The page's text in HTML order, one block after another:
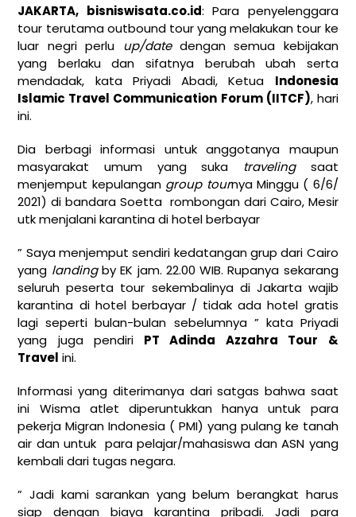
JAKARTA, bisniswisata.co.id: Para penyelenggara
tour terutama outbound tour yang melakukan tour ke
luar negri perlu up/datedengan semua kebijakan
yang berlaku dan sifatnya berubah ubah serta
mendadak, kata Priyadi Abadi, Ketua Indonesia
Islamic Travel Communication Forum (IITCF), hari
ini.
Dia berbagi informasi untuk anggotanya maupun
masyarakat umum yang suka travelingsaat
menjemput kepulangan group tournya Minggu ( 6/6/
2021) di bandara Soetta rombongan dari Cairo, Mesir
utk menjalani karantina di hotel berbayar
” Saya menjemput sendiri kedatangan grup dari Cairo
yang landingby EK jam. 22.00 WIB. Rupanya sekarang
seluruh peserta tour sekembalinya di Jakarta wajib
karantina di hotel berbayar / tidak ada hotel gratis
lagi seperti bulan-bulan sebelumnya ” kata Priyadi
yang juga pendiri PT Adinda Azzahra Tour &
Travel ini.
Informasi yang diterimanya dari satgas bahwa saat
ini Wisma atlet diperuntukkan hanya untuk para
pekerja Migran Indonesia ( PMI) yang pulang ke tanah
air dan untuk para pelajar/mahasiswa dan ASN yang
kembali dari tugas negara.
” Jadi kami sarankan yang belum berangkat harus
siap dengan biaya karantina pribadi. Jadi para